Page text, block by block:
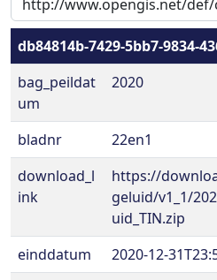
db84814b-7429-5bb7-9834-
bag_peildat
um
2020
bladnr
22en1
download_l
ink
https://
geluid/v1_1/
uid_TIN.zip
einddatum
2020-12-